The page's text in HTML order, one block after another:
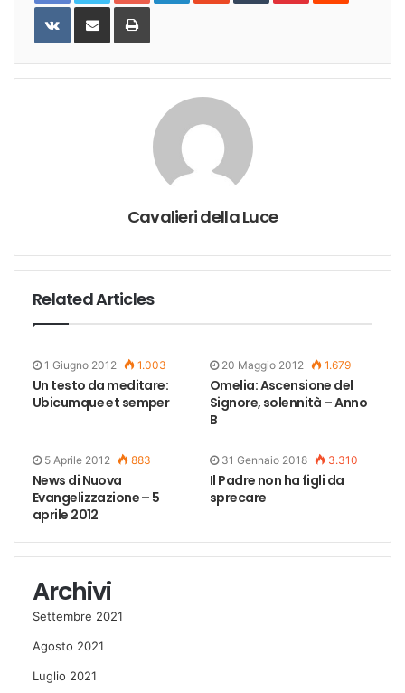
VKontakteShare
Email
Print
Cavalieri della Luce
Related Articles
1 Giugno 2012 1.003
Un testo da meditare:
Ubicumque et semper
20 Maggio 2012 1.679
Omelia: Ascensione del
Signore, solennità – Anno
B
5 Aprile 2012 883
News di Nuova
Evangelizzazione – 5
aprile 2012
31 Gennaio 2018 3.310
Il Padre non ha figli da
sprecare
Archivi
Settembre 2021
Agosto 2021
Luglio 2021